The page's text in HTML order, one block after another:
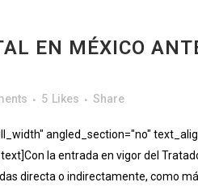
EN MÉXICO
5 Likes Share
angled_section="no"
la entrada en vigor del
directa o indirectamente, como